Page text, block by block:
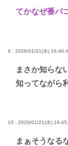
てかなぜ番パ
9 : 2026/01/21(水)
まさか知らな
知ってながら
10 : 2026/01/21(水)
まぁそうなる